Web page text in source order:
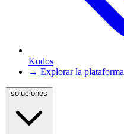
Kudos
→ Explorar la plataforma